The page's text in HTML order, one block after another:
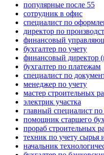
популярные после 55
сотрудник в офис
специалист по
директор по
финансовый
бухгалтер по учету
финансовый директор
бухгалтер по платежам
специалист по
менеджер по учету
мастер строительных
электрик участка
главный специалист
помощник старшего
прораб строительных
техник по учету сырья
начальник